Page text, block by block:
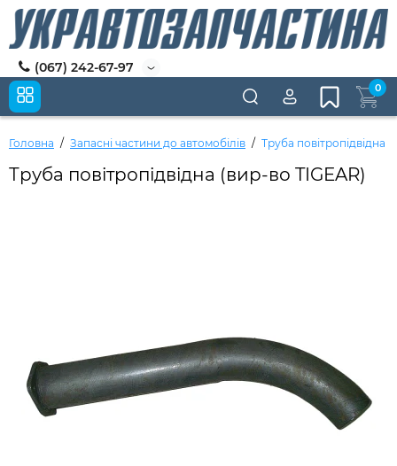
(067) 242-67-97
0
Головна Запасні частини до автомобілів Труба повітропідвідна
Труба повітропідвідна (вир-во TIGEAR)